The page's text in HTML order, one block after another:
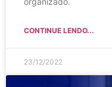
CONTINUE LENDO...
23/12/2022